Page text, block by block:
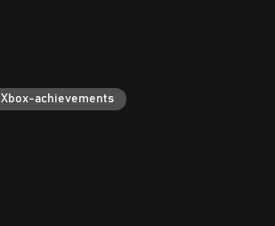
Xbox-achievements